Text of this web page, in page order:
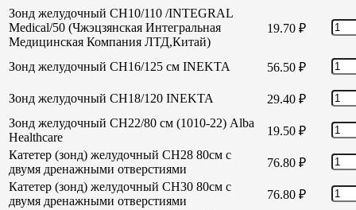
Зонд желудочный СН10/110 /INTEGRAL
Medical/50 (Чжэцзянская Интегральная
Медицинская Компания ЛТД,Китай)
19.70 ₽
Зонд желудочный СН16/125 см INEKTA 56.50 ₽
Зонд желудочный СН18/120 INEKTA 29.40 ₽
Зонд желудочный СН22/80 см (1010-22) Alba
Healthcare
19.50 ₽
Катетер (зонд) желудочный СН28 80см с
двумя дренажными отверстиями
76.80 ₽
Катетер (зонд) желудочный СН30 80см с
двумя дренажными отверстиями
76.80 ₽